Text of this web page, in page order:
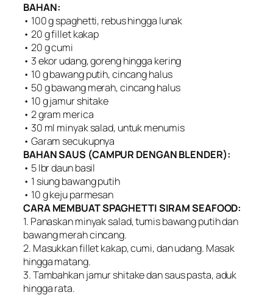
BAHAN:
• 100 g spaghetti, rebus hingga lunak
• 20 g fillet kakap
• 20 g cumi
• 3 ekor udang, goreng hingga kering
• 10 g bawang putih, cincang halus
• 50 g bawang merah, cincang halus
• 10 g jamur shitake
• 2 gram merica
• 30 ml minyak salad, untuk menumis
• Garam secukupnya
BAHAN SAUS (CAMPUR DENGAN BLENDER):
• 5 Ibr daun basil
• 1 siung bawang putih
• 10 g keju parmesan
CARA MEMBUAT SPAGHETTI SIRAM SEAFOOD:
1. Panaskan minyak salad, tumis bawang putih dan
bawang merah cincang.
2. Masukkan fillet kakap, cumi, dan udang. Masak
hingga matang.
3. Tambahkan jamur shitake dan saus pasta, aduk
hingga rata.